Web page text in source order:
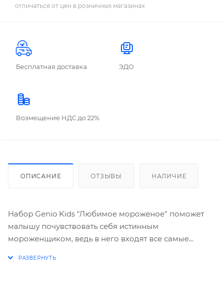
отличаться от цен в розничных магазинах
Бесплатная доставка ЭДО
Возмещение НДС до 22%
ОПИСАНИЕ ОТЗЫВЫ НАЛИЧИЕ
Набор Genio Kids "Любимое мороженое" поможет
малышу почувствовать себя истинным
мороженщиком, ведь в него входят все самые